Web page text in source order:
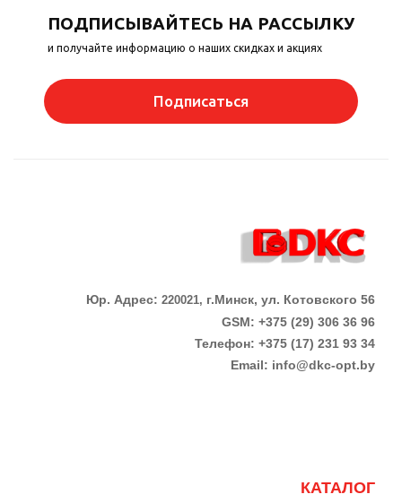
ПОДПИСЫВАЙТЕСЬ НА РАССЫЛКУ
и получайте информацию о наших скидках и акциях
Подписаться
Юр. Адрес: 220021, г.Минск, ул. Котовского 56
GSM: +375 (29) 306 36 96
Телефон: +375 (17) 231 93 34
Email: info@dkc-opt.by
КАТАЛОГ